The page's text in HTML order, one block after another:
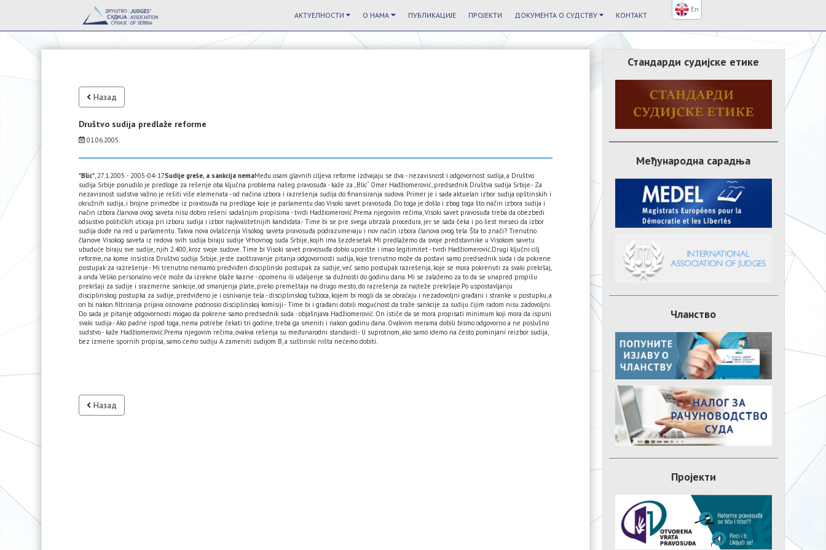
АКТУЕЛНОСТИ О НАМА ПУБЛИКАЦИЈЕ ПРОЈЕКТИ ДОКУМЕНТА О СУДСТВУ КОНТАКТ
Назад
Društvo sudija predlaže reforme
01.06.2005.
"Blic", 27.1.2005. - 2005-04-17Sudije greše, a sankcija nemaMeđu osam glavnih ciljeva reforme izdvajaju se dva - nezavisnost i odgovornost sudija, a Društvo
sudija Srbije ponudilo je predloge za rešenje oba ključna problema našeg pravosuđa - kaže za „Blic“ Omer Hadžiomerović, predsednik Društva sudija Srbije.- Za
nezavisnost sudstva važno je rešiti više elemenata - od načina izbora i razrešenja sudija do finansiranja sudova. Primer je i sada aktuelan izbor sudija opštinskih i
okružnih sudija, i brojne primedbe iz pravosuđa na predloge koje je parlamentu dao Visoki savet pravosuđa. Do toga je došlo i zbog toga što način izbora sudija i
način izbora članova ovog saveta nisu dobro rešeni sadašnjim propisima - tvrdi Hadžiomerović.Prema njegovim rečima, Visoki savet pravosuđa treba da obezbedi
odsustvo političkih uticaja pri izboru sudija i izbor najkvalitetnijih kandidata.- Time bi se pre svega ubrzala procedura, jer se sada čeka i po šest meseci da izbor
sudija dođe na red u parlamentu. Takva nova ovlašćenja Visokog saveta pravosuđa podrazumevaju i nov način izbora članova ovog tela. Šta to znači? Trenutno
članove Visokog saveta iz redova svih sudija biraju sudije Vrhovnog suda Srbije, kojih ima šezdesetak. Mi predlažemo da svoje predstavnike u Visokom savetu
ubuduće biraju sve sudije, njih 2.400, kroz svoje sudove. Time bi Visoki savet pravosuđa dobio uporište i imao legitimitet - tvrdi Hadžiomerović.Drugi ključni cilj
reforme, na kome insistira Društvo sudija Srbije, jeste zaoštravanje pitanja odgovornosti sudija, koje trenutno može da postavi samo predsednik suda i da pokrene
postupak za razrešenje.- Mi trenutno nemamo predviđen disciplinski postupak za sudije, već samo postupak razrešenja, koje se mora pokrenuti za svaki prekršaj,
a onda Veliko personalno veće može da izrekne blaže kazne - opomenu ili udaljenje sa dužnosti do godinu dana. Mi se zalažemo za to da se unapred propišu
prekršaji za sudije i srazmerne sankcije, od smanjenja plate, preko premeštaja na drugo mesto, do razrešenja za najteže prekršaje.Po uspostavljanju
disciplinskog postupka za sudije, predviđeno je i osnivanje tela - disciplinskog tužioca, kojem bi mogli da se obraćaju i nezadovoljni građani i stranke u postupku, a
on bi nakon filtriranja prijava osnovane podnosio disciplinskoj komisiji.- Time bi i građani dobili mogućnost da traže sankcije za sudiju čijim radom nisu zadovoljni.
Do sada je pitanje odgovornosti mogao da pokrene samo predsednik suda - objašnjava Hadžiomerović. On ističe da se mora propisati minimum koji mora da ispuni
svaki sudija.- Ako padne ispod toga, nema potrebe čekati tri godine, treba ga smeniti i nakon godinu dana. Ovakvim merama dobili bismo odgovorno a ne poslušno
sudstvo - kaže Hadžiomerović.Prema njegovim rečima, ovakva rešenja su međunarodni standardi.- U suprotnom, ako samo idemo na često pominjani reizbor sudija,
bez izmene spornih propisa, samo ćemo sudiju A zameniti sudijom B, a suštinski ništa nećemo dobiti.
Назад
Стандарди судијске етике
Међународна сарадња
Чланство
Пројекти
En